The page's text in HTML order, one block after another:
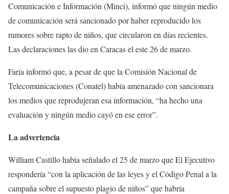
Comunicación e Información (Minci), informó que ningún medio
de comunicación será sancionado por haber reproducido los
rumores sobre rapto de niños, que circularon en días recientes.
Las declaraciones las dio en Caracas el este 26 de marzo.
Faría informó que, a pesar de que la Comisión Nacional de
Telecomunicaciones (Conatel) había amenazado con sancionara
los medios que reprodujeran esa información, “ha hecho una
evaluación y ningún medio cayó en ese error”.
La advertencia
William Castillo había señalado el 25 de marzo que El Ejecutivo
respondería “con la aplicación de las leyes y el Código Penal a la
campaña sobre el supuesto plagio de niños” que habría